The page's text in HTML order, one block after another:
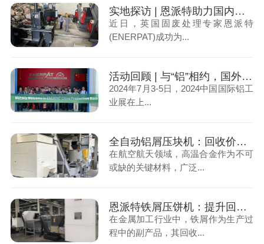
实地探访 | 恩派特助力国内头部合金制造企业：优化高温合金屑回收，重塑回炉品质
近日，英国固废处理专家恩派特
(ENERPAT)成功为...
活动回顾 | 与“铝”相约，国外铝制造业客商莅临恩派特南通制造基地参观考察
2024年7月3-5日，2024中国国际铝工
业展在上...
全自动铝屑压块机：回收价值与恩派特解决方案
在航空航天领域，高温合金作为不可
或缺的关键材料，广泛...
恩派特铁屑压饼机：提升回收价值，助力环保与经济效益
在金属加工行业中，铁屑作为生产过
程中的副产品，其回收...